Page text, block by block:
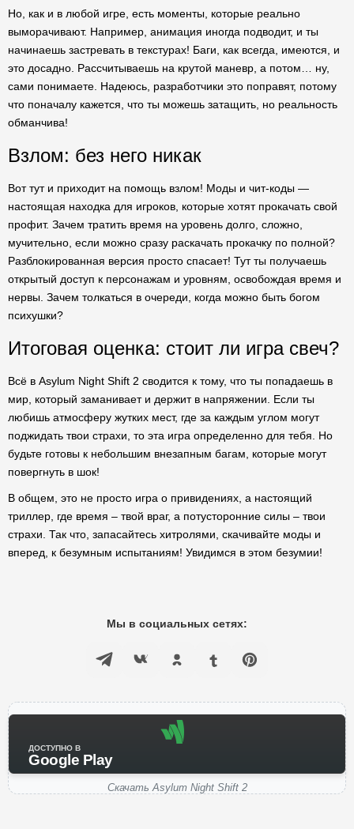
Но, как и в любой игре, есть моменты, которые реально
выморачивают. Например, анимация иногда подводит, и ты
начинаешь застревать в текстурах! Баги, как всегда, имеются, и
это досадно. Рассчитываешь на крутой маневр, а потом… ну,
сами понимаете. Надеюсь, разработчики это поправят, потому
что поначалу кажется, что ты можешь затащить, но реальность
обманчива!
Взлом: без него никак
Вот тут и приходит на помощь взлом! Моды и чит-коды —
настоящая находка для игроков, которые хотят прокачать свой
профит. Зачем тратить время на уровень долго, сложно,
мучительно, если можно сразу раскачать прокачку по полной?
Разблокированная версия просто спасает! Тут ты получаешь
открытый доступ к персонажам и уровням, освобождая время и
нервы. Зачем толкаться в очереди, когда можно быть богом
психушки?
Итоговая оценка: стоит ли игра свеч?
Всё в Asylum Night Shift 2 сводится к тому, что ты попадаешь в
мир, который заманивает и держит в напряжении. Если ты
любишь атмосферу жутких мест, где за каждым углом могут
поджидать твои страхи, то эта игра определенно для тебя. Но
будьте готовы к небольшим внезапным багам, которые могут
повергнуть в шок!
В общем, это не просто игра о привидениях, а настоящий
триллер, где время – твой враг, а потусторонние силы – твои
страхи. Так что, запасайтесь хитролями, скачивайте моды и
вперед, к безумным испытаниям! Увидимся в этом безумии!
Мы в социальных сетях:
ДОСТУПНО В
Google Play
Скачать Asylum Night Shift 2